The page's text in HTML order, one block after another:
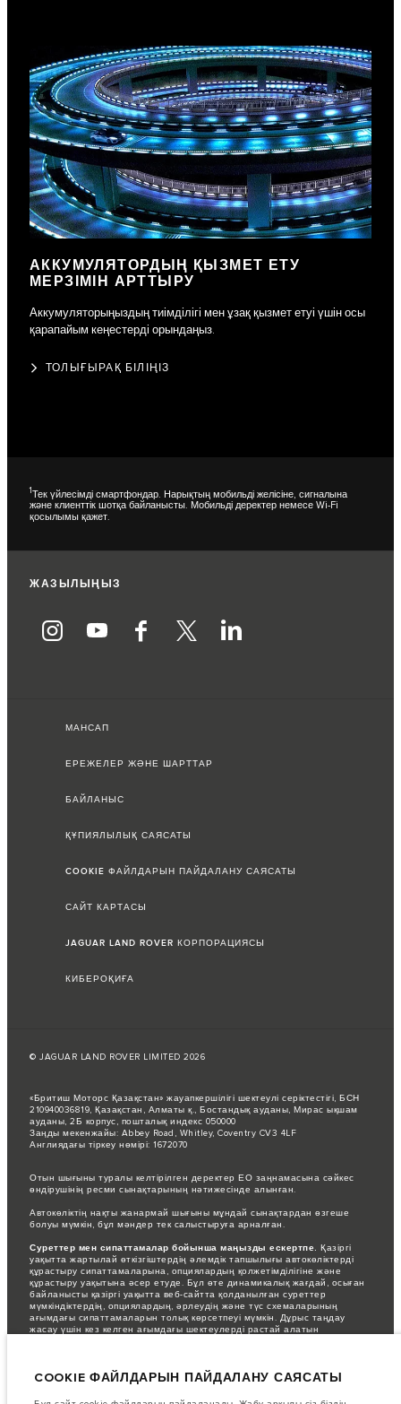
АККУМУЛЯТОРДЫҢ ҚЫЗМЕТ ЕТУ
МЕРЗІМІН АРТТЫРУ
Аккумуляторыңыздың тиімділігі мен ұзақ қызмет етуі үшін осы
қарапайым кеңестерді орындаңыз.
ТОЛЫҒЫРАҚ БІЛІҢІЗ
1Тек үйлесімді смартфондар. Нарықтың мобильді желісіне, сигналына
және клиенттік шотқа байланысты. Мобильді деректер немесе Wi-Fi
қосылымы қажет.
ЖАЗЫЛЫҢЫЗ
МАНСАП
ЕРЕЖЕЛЕР ЖӘНЕ ШАРТТАР
БАЙЛАНЫС
ҚҰПИЯЛЫЛЫҚ САЯСАТЫ
COOKIE ФАЙЛДАРЫН ПАЙДАЛАНУ САЯСАТЫ
САЙТ КАРТАСЫ
JAGUAR LAND ROVER КОРПОРАЦИЯСЫ
КИБЕРОҚИҒА
© JAGUAR LAND ROVER LIMITED 2026
«Бритиш Моторс Қазақстан» жауапкершілігі шектеулі серіктестігі, БСН
210940036819, Қазақстан, Алматы қ., Бостандық ауданы, Мирас ықшам
ауданы, 2Б корпус, пошталық индекс 050000
Заңды мекенжайы: Abbey Road, Whitley, Coventry CV3 4LF
Англиядағы тіркеу нөмірі: 1672070
Отын шығыны туралы келтірілген деректер ЕО заңнамасына сәйкес
өндірушінің ресми сынақтарының нәтижесінде алынған.
Автокөліктің нақты жанармай шығыны мұндай сынақтардан өзгеше
болуы мүмкін, бұл мәндер тек салыстыруға арналған.
Суреттер мен сипаттамалар бойынша маңызды ескертпе. Қазіргі
уақытта жартылай өткізгіштердің әлемдік тапшылығы автокөліктерді
құрастыру сипаттамаларына, опциялардың қолжетімділігіне және
құрастыру уақытына әсер етуде. Бұл өте динамикалық жағдай, осыған
байланысты қазіргі уақытта веб-сайтта қолданылған суреттер
мүмкіндіктердің, опциялардың, әрлеудің және түс схемаларының
ағымдағы сипаттамаларын толық көрсетпеуі мүмкін. Дұрыс таңдау
жасау үшін кез келген ағымдағы шектеулерді растай алатын
мен түстер еуропалық автокөлік жинақтамалары үшін көрсетілген.
мүмкін. Кейбір автокөліктер кейбір нарықтар үшін қолжетімді болмауы
COOKIE ФАЙЛДАРЫН ПАЙДАЛАНУ САЯСАТЫ